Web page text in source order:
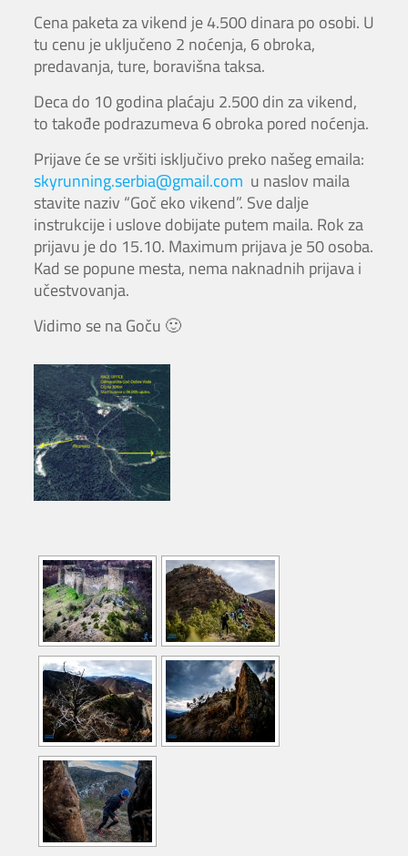
Cena paketa za vikend je 4.500 dinara po osobi. U
tu cenu je uključeno 2 noćenja, 6 obroka,
predavanja, ture, boravišna taksa.
Deca do 10 godina plaćaju 2.500 din za vikend,
to takođe podrazumeva 6 obroka pored noćenja.
Prijave će se vršiti isključivo preko našeg emaila:
skyrunning.serbia@gmail.com u naslov maila
stavite naziv “Goč eko vikend”. Sve dalje
instrukcije i uslove dobijate putem maila. Rok za
prijavu je do 15.10. Maximum prijava je 50 osoba.
Kad se popune mesta, nema naknadnih prijava i
učestvovanja.
Vidimo se na Goču 🙂